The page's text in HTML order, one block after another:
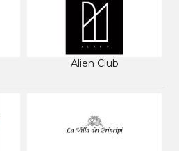
Alien Club